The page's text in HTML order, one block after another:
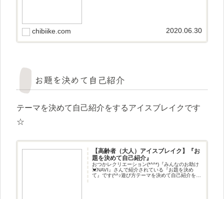
chibiike.com 2020.06.30
お題を決めて自己紹介
テーマを決めて自己紹介をするアイスブレイクです
☆
【高齢者（大人）アイスブレイク】『お
題を決めて自己紹介』
おつかレクリエーション(*^^*)『みんなのお助け
💓NAVI』さんで紹介されている『お題を決め
て』です(^^♪遊び方テーマを決めて自己紹介をす